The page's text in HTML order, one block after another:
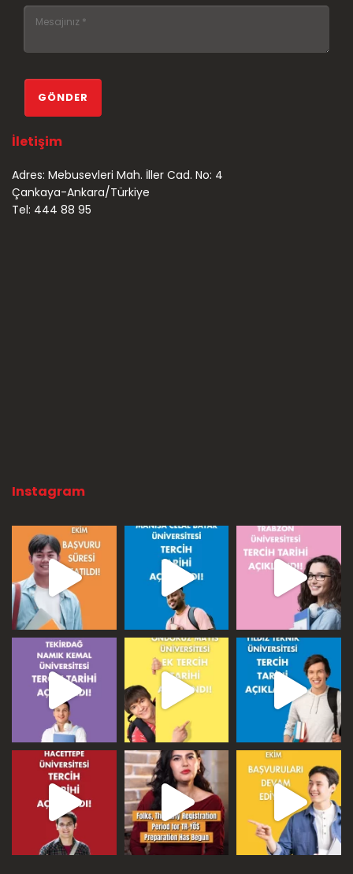
İletişim
Adres: Mebusevleri Mah. İller Cad. No: 4
Çankaya-Ankara/Türkiye
Tel: 444 88 95
Instagram